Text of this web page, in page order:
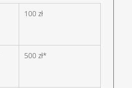
100 zł
500 zł*